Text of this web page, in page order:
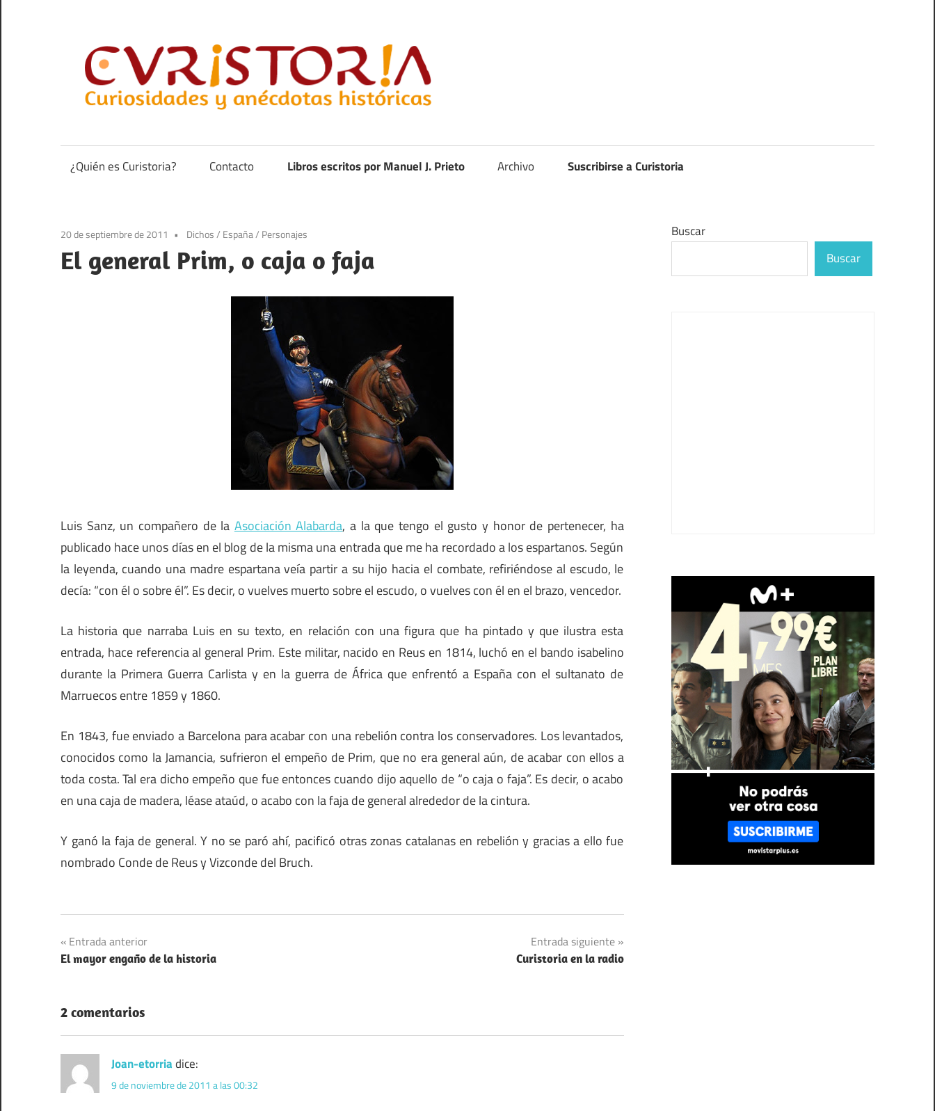
contenido
anécdotas
de
¿Quién es Curistoria? Contacto Libros escritos por Manuel J. Prieto Archivo Suscribirse a Curistoria
20 de septiembre de 2011 Dichos/ España/ Personajes
El general Prim, o caja o faja
Luis Sanz, un compañero de la Asociación Alabarda, a la que tengo el gusto y honor de pertenecer, ha
publicado hace unos días en el blog de la misma una entrada que me ha recordado a los espartanos. Según
la leyenda, cuando una madre espartana veía partir a su hijo hacia el combate, refiriéndose al escudo, le
decía: “con él o sobre él”. Es decir, o vuelves muerto sobre el escudo, o vuelves con él en el brazo, vencedor.
La historia que narraba Luis en su texto, en relación con una figura que ha pintado y que ilustra esta
entrada, hace referencia al general Prim. Este militar, nacido en Reus en 1814, luchó en el bando isabelino
durante la Primera Guerra Carlista y en la guerra de África que enfrentó a España con el sultanato de
Marruecos entre 1859 y 1860.
En 1843, fue enviado a Barcelona para acabar con una rebelión contra los conservadores. Los levantados,
conocidos como la Jamancia, sufrieron el empeño de Prim, que no era general aún, de acabar con ellos a
toda costa. Tal era dicho empeño que fue entonces cuando dijo aquello de “o caja o faja”. Es decir, o acabo
en una caja de madera, léase ataúd, o acabo con la faja de general alrededor de la cintura.
Y ganó la faja de general. Y no se paró ahí, pacificó otras zonas catalanas en rebelión y gracias a ello fue
nombrado Conde de Reus y Vizconde del Bruch.
Navegación
de
entradas
Entrada anterior
El mayor engaño de la historia
Entrada siguiente
Curistoria en la radio
2 comentarios
Joan-etorriadice:
9 de noviembre de 2011 a las 00:32
Buscar
Buscar